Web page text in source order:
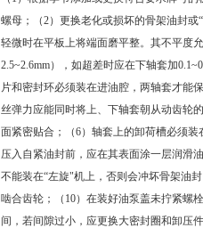
螺母；（2）更换老化或损坏的骨架油封
轻微时在平板上将端面磨平整。其不平度
2.5~2.6mm），如超差时应在下轴套加
片和密封环必须装在进油腔，两轴套才能
丝弹力应能同时将上、下轴套朝从动齿轮
面紧密贴合；（6）轴套上的卸荷槽必须
压入自紧油封前，应在其表面涂一层润滑
不能装在“左旋"机上，否则会冲坏骨架油
啮合齿轮；（10）在装好油泵盖未拧紧螺
间，若间隙过小，应更换大密封圈和卸压